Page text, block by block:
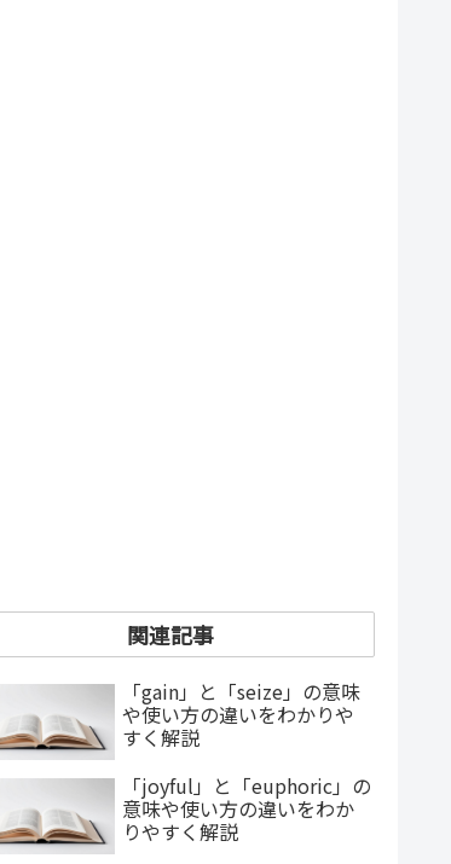
関連記事
「gain」と「seize」の意味
や使い方の違いをわかりや
すく解説
「joyful」と「euphoric」の
意味や使い方の違いをわか
りやすく解説